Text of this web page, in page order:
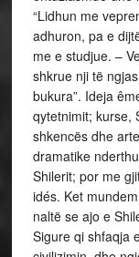
“Lidhun me
adhuron, pa e
me e studjue. –
shkrue nji të
bukura”. Ideja
qytetnimit; kurse,
shkencës dhe
dramatike
Shilerit; por me
idés. Ket
naltë se ajo e
Sigure qi shfaqja